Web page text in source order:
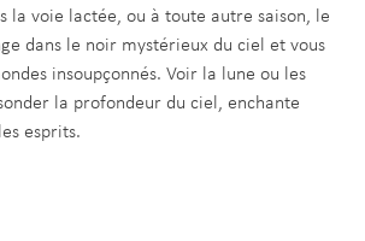
la voie lactée, ou à toute autre saison, le
dans le noir mystérieux du ciel et vous
insoupçonnés. Voir la lune ou les
la profondeur du ciel, enchante
esprits.